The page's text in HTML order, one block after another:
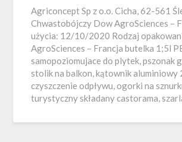
Agriconcept Sp z o.o. Cicha, 62-561
Chwastobójczy Dow AgroSciences –
użycia: 12/10/2020 Rodzaj
AgroSciences – Francja butelka 1;5l
samopoziomujace do plytek, pszonak
stolik na balkon, kątownik aluminiowy
czyszczenie odpływu, ogorki na
turystyczny składany castorama,